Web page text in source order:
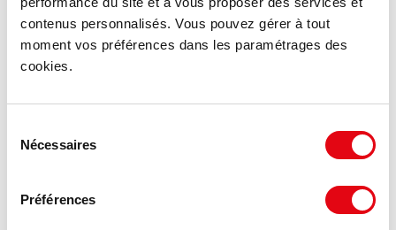
contenus personnalisés. Vous pouvez gérer à tout
moment vos préférences dans les paramétrages des
cookies.
Nécessaires
Préférences